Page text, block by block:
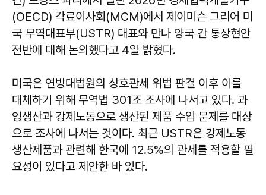
(OECD) 각료이사회(MCM)에서 제이미슨 그리어 미
국 무역대표부(USTR) 대표와 만나 양국 간 통상현안
전반에 대해 논의했다고 4일 밝혔다.
미국은 연방대법원의 상호관세 위법 판결 이후 이를
대체하기 위해 무역법 301조 조사에 나서고 있다. 과
잉생산과 강제노동으로 생산된 제품 수입 문제를 대상
으로 조사에 나서는 것이다. 최근 USTR은 강제노동
생산제품과 관련해 한국에 12.5%의 관세를 적용할 필
요성이 있다고 제안한 바 있다.